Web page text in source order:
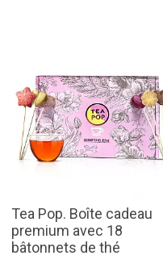
Tea Pop. Boîte cadeau
premium avec 18
bâtonnets de thé